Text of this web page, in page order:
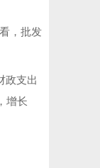
，批发
政支出
增长